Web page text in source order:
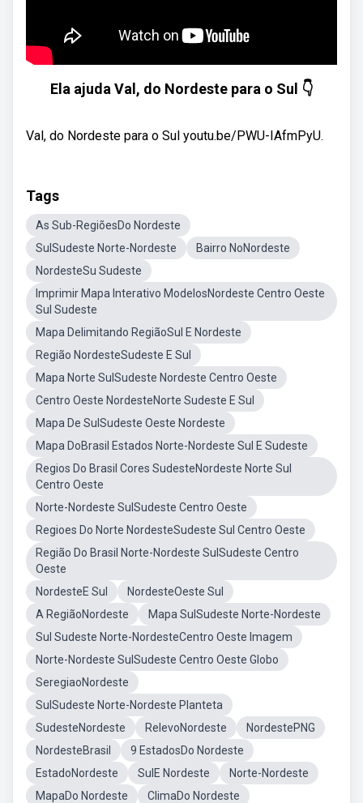
Ela ajuda Val, do Nordeste para o Sul 👇
Val, do Nordeste para o Sul youtu.be/PWU-IAfmPyU.
Tags
As Sub-RegiõesDo Nordeste
SulSudeste Norte-Nordeste
Bairro NoNordeste
NordesteSu Sudeste
Imprimir Mapa Interativo ModelosNordeste Centro Oeste
Sul Sudeste
Mapa Delimitando RegiãoSul E Nordeste
Região NordesteSudeste E Sul
Mapa Norte SulSudeste Nordeste Centro Oeste
Centro Oeste NordesteNorte Sudeste E Sul
Mapa De SulSudeste Oeste Nordeste
Mapa DoBrasil Estados Norte-Nordeste Sul E Sudeste
Regios Do Brasil Cores SudesteNordeste Norte Sul
Centro Oeste
Norte-Nordeste SulSudeste Centro Oeste
Regioes Do Norte NordesteSudeste Sul Centro Oeste
Região Do Brasil Norte-Nordeste SulSudeste Centro
Oeste
NordesteE Sul
NordesteOeste Sul
A RegiãoNordeste
Mapa SulSudeste Norte-Nordeste
Sul Sudeste Norte-NordesteCentro Oeste Imagem
Norte-Nordeste SulSudeste Centro Oeste Globo
SeregiaoNordeste
SulSudeste Norte-Nordeste Planteta
SudesteNordeste
RelevoNordeste
NordestePNG
NordesteBrasil
9 EstadosDo Nordeste
EstadoNordeste
SulE Nordeste
Norte-Nordeste
MapaDo Nordeste
ClimaDo Nordeste